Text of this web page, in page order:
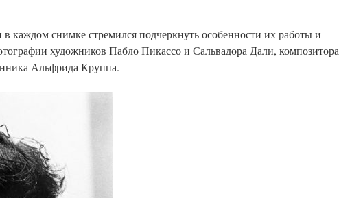
каждом снимке стремился подчеркнуть особенности их работы и
художников Пабло Пикассо и Сальвадора Дали, композитора
Альфрида Круппа.